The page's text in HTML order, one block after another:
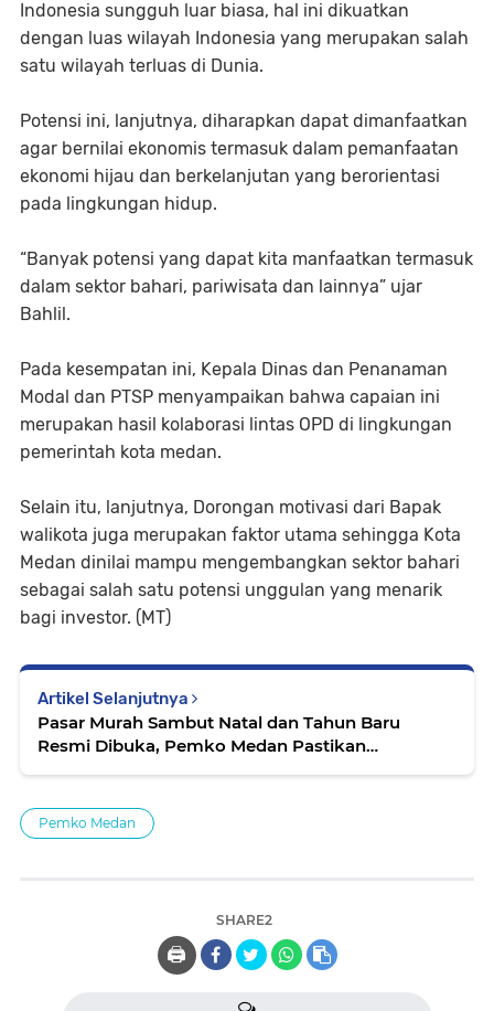
Indonesia sungguh luar biasa, hal ini dikuatkan
dengan luas wilayah Indonesia yang merupakan salah
satu wilayah terluas di Dunia.
Potensi ini, lanjutnya, diharapkan dapat dimanfaatkan
agar bernilai ekonomis termasuk dalam pemanfaatan
ekonomi hijau dan berkelanjutan yang berorientasi
pada lingkungan hidup.
“Banyak potensi yang dapat kita manfaatkan termasuk
dalam sektor bahari, pariwisata dan lainnya” ujar
Bahlil.
Pada kesempatan ini, Kepala Dinas dan Penanaman
Modal dan PTSP menyampaikan bahwa capaian ini
merupakan hasil kolaborasi lintas OPD di lingkungan
pemerintah kota medan.
Selain itu, lanjutnya, Dorongan motivasi dari Bapak
walikota juga merupakan faktor utama sehingga Kota
Medan dinilai mampu mengembangkan sektor bahari
sebagai salah satu potensi unggulan yang menarik
bagi investor. (MT)
Artikel Selanjutnya
Pasar Murah Sambut Natal dan Tahun Baru
Resmi Dibuka, Pemko Medan Pastikan
Pemko Medan
SHARE2
🖨️